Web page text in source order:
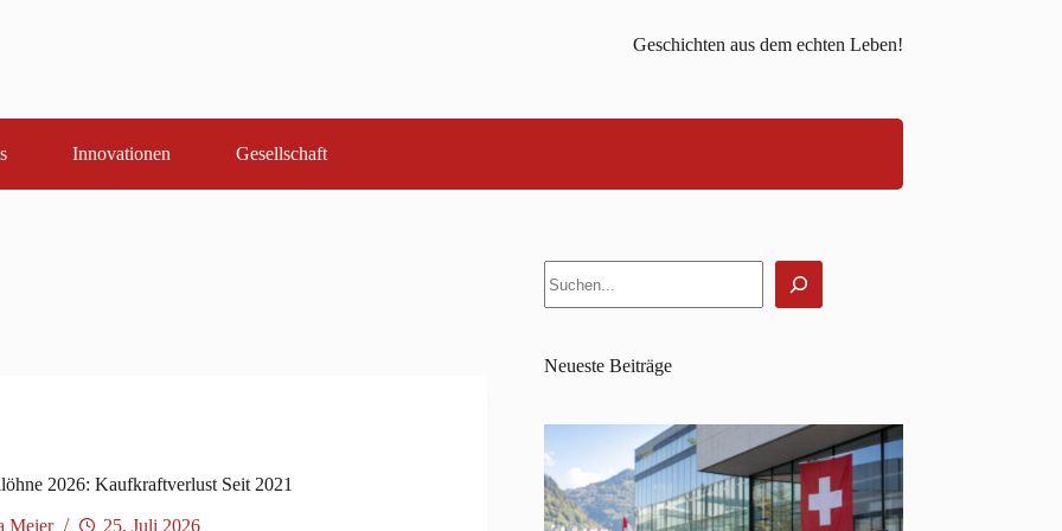
Geschichten aus dem echten Leben!
Innovationen Gesellschaft
2026: Kaufkraftverlust Seit 2021
Meier 25. Juli 2026
Neueste Beiträge